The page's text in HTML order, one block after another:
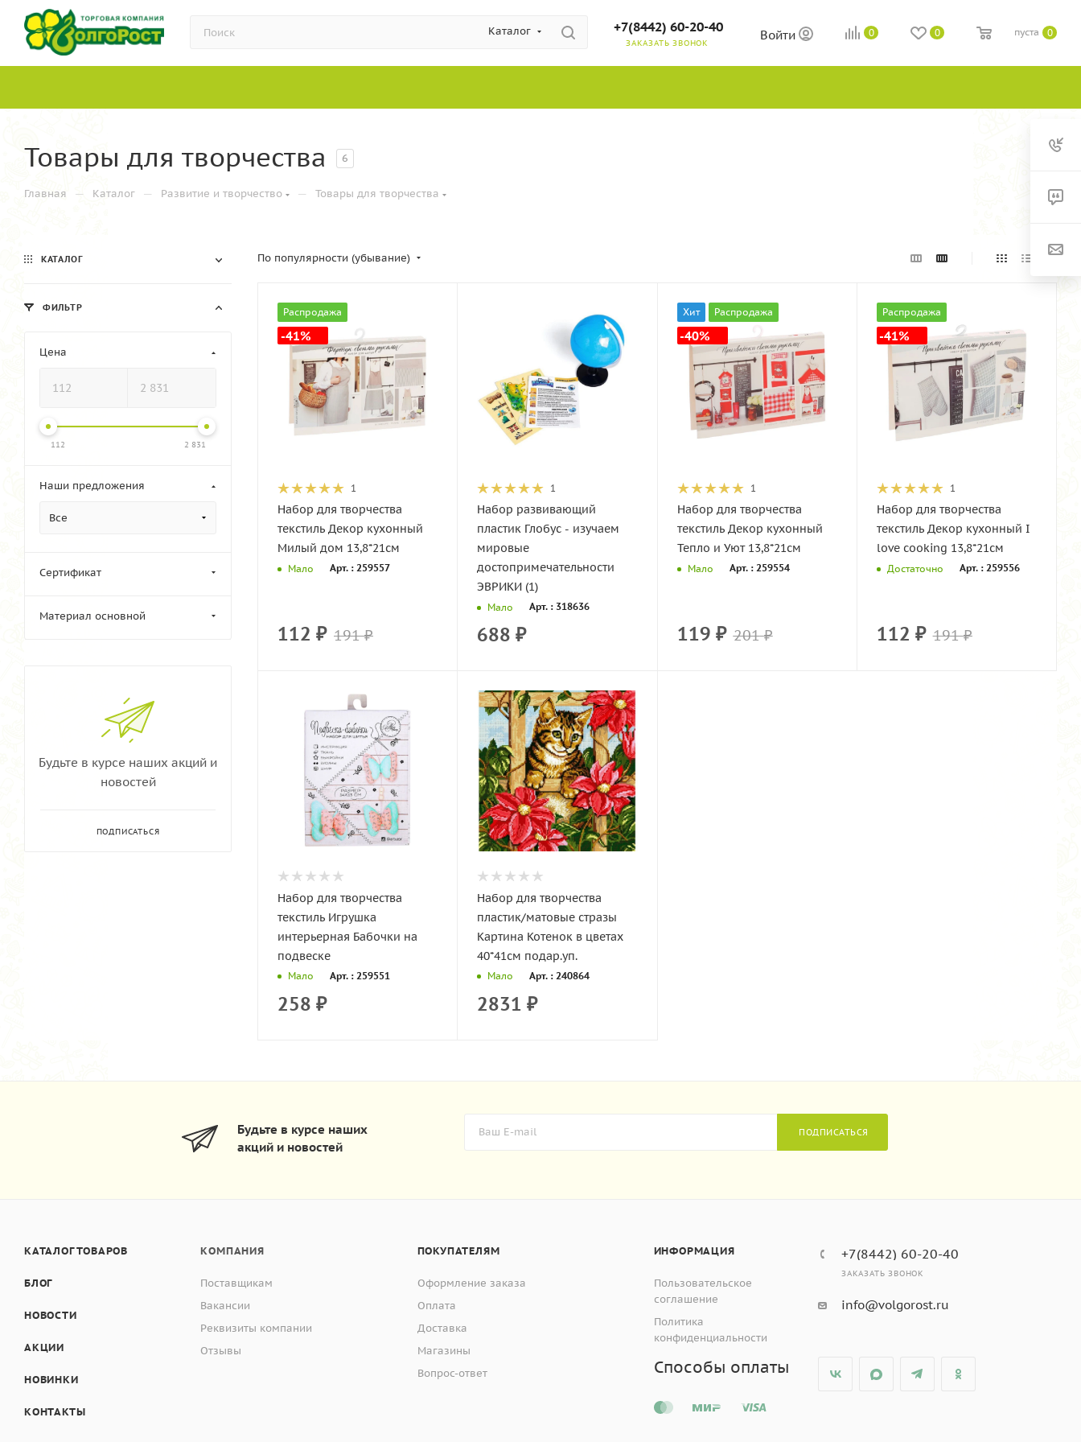
Каталог +7(8442) 60-20-40
ЗАКАЗАТЬ ЗВОНОК
Войти 0 0 0
пуста
Товары для творчества 6
Главная — Каталог — Развитие и творчество — Товары для творчества
По популярности (убывание)
Распродажа
-41%
1
Набор для творчества
текстиль Декор кухонный
Милый дом 13,8*21см
Мало Арт. : 259557
112 ₽ 191 ₽
1
Набор развивающий
пластик Глобус - изучаем
мировые
достопримечательности
ЭВРИКИ (1)
Мало Арт. : 318636
688 ₽
Хит Распродажа
-40%
1
Набор для творчества
текстиль Декор кухонный
Тепло и Уют 13,8*21см
Мало Арт. : 259554
119 ₽ 201 ₽
Распродажа
-41%
1
Набор для творчества
текстиль Декор кухонный I
love cooking 13,8*21см
Достаточно Арт. : 259556
112 ₽ 191 ₽
Набор для творчества
текстиль Игрушка
интерьерная Бабочки на
подвеске
Мало Арт. : 259551
258 ₽
Набор для творчества
пластик/матовые стразы
Картина Котенок в цветах
40*41см подар.уп.
Мало Арт. : 240864
2831 ₽
КАТАЛОГ
ФИЛЬТР
Цена
112 2 831
Наши предложения
Все
Сертификат
Материал основной
Будьте в курсе наших акций и
новостей
ПОДПИСАТЬСЯ
Будьте в курсе наших
акций и новостей
ПОДПИСАТЬСЯ
КАТАЛОГ ТОВАРОВ
БЛОГ
НОВОСТИ
АКЦИИ
НОВИНКИ
КОНТАКТЫ
КОМПАНИЯ
Поставщикам
Вакансии
Реквизиты компании
Отзывы
ПОКУПАТЕЛЯМ
Оформление заказа
Оплата
Доставка
Магазины
Вопрос-ответ
ИНФОРМАЦИЯ
Пользовательское
соглашение
Политика
конфиденциальности
Способы оплаты
+7(8442) 60-20-40
ЗАКАЗАТЬ ЗВОНОК
info@volgorost.ru